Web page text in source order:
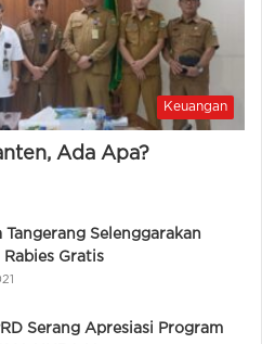
Keuangan
Ada Apa?
Tangerang Selenggarakan
Rabies Gratis
Serang Apresiasi Program